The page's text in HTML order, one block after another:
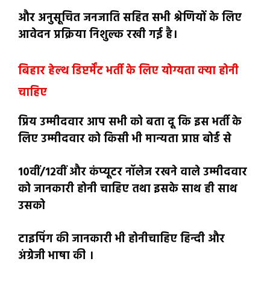
और अनुसूचित जनजाति सहित सभी श्रेणियों के लिए
आवेदन प्रक्रिया निशुल्क रखी गई है।
बिहार हेल्थ डिप्टर्मेंट भर्ती के लिए योग्यता क्या होनी
चाहिए
प्रिय उम्मीदवार आप सभी को बता दू कि इस भर्ती के
लिए उम्मीदवार को किसी भी मान्यता प्राप्त बोर्ड से
10वीं/12वीं और कंप्यूटर नॉलेज रखने वाले उम्मीदवार
को जानकारी होनी चाहिए तथा इसके साथ ही साथ
उसको
टाइपिंग की जानकारी भी होनीचाहिए हिन्दी और
अंग्रेजी भाषा की ।